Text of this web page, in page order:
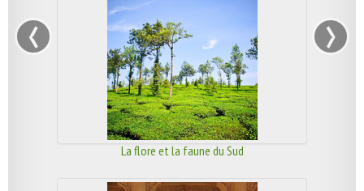
La flore et la faune du Sud
‹ ›